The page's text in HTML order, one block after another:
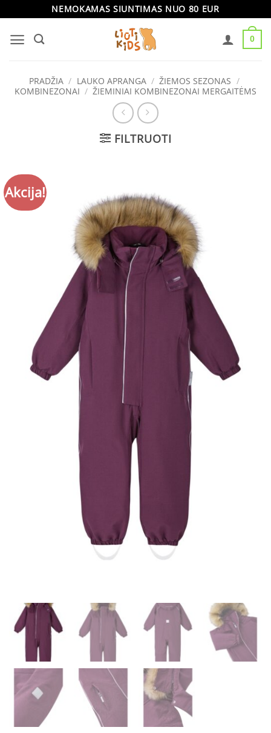
content
NEMOKAMAS SIUNTIMAS NUO 80 EUR
0
PRADŽIA / LAUKO APRANGA / ŽIEMOS SEZONAS /
KOMBINEZONAI / ŽIEMINIAI KOMBINEZONAI MERGAITĖMS
FILTRUOTI
Akcija!